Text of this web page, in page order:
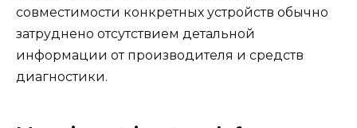
совместимости конкретных устройств обычно
затруднено отсутствием детальной
информации от производителя и средств
диагностики.